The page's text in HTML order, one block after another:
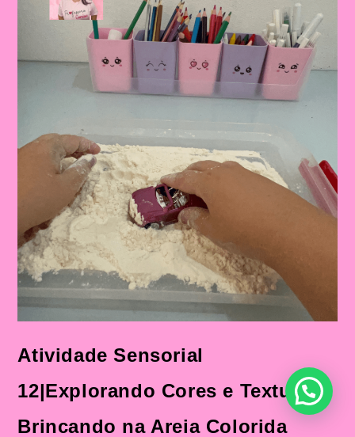
Atividade Sensorial
12|Explorando Cores e Texturas:
Brincando na Areia Colorida